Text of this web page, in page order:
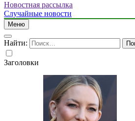
Новостная рассылка
Случайные новости
Меню
Найти:
Заголовки